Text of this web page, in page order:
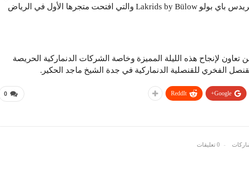
تشتهر فيها الدنمارك من مجموعة لاكريدس باي بولو Lakrids by Bülow والتي افتحت متجرها الأول في الرياض
لإنجاح هذه الليلة المميزة وخاصة الشركات الدنماركية الحريصة
الفخري للقنصلية الدنماركية في جدة الشيخ ماجد الحكير.
0 Google+
ReddIt
0 تعليقات